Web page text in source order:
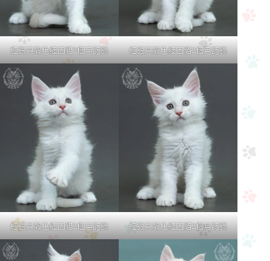
紅銀貝殼色緬因貓2個月記錄 紅銀貝殼色緬因貓2個月記錄
紅銀貝殼色緬因貓2個月記錄 紅銀貝殼色緬因貓2個月記錄